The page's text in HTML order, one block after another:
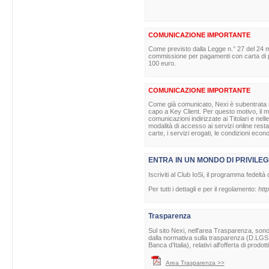
COMUNICAZIONE IMPORTANTE
Come previsto dalla Legge n.° 27 del 24
commissione per pagamenti con carta
100 euro.
COMUNICAZIONE IMPORTANTE
Come già comunicato, Nexi è
capo a Key Client. Per questo motivo, il
comunicazioni indirizzate ai Titolari e
modalità di accesso ai servizi online
carte, i servizi erogati, le condizioni
ENTRA IN UN MONDO DI
Iscriviti al Club IoSi, il programma
Per tutti i dettagli e per il regolamento:
Trasparenza
Sul sito Nexi, nell'area Trasparenza,
dalla normativa sulla trasparenza
Banca d’Italia), relativi all'offerta di
Area Trasparenza >>